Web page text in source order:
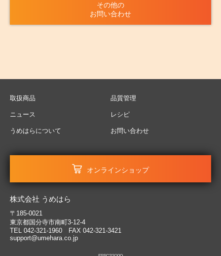
その他の
お問い合わせ
取扱商品
ニュース
うめはらについて
品質管理
レシピ
お問い合わせ
オンラインショップ
株式会社 うめはら
〒185-0021
東京都国分寺市南町3-12-4
TEL 042-321-1960 FAX 042-321-3421
support@umehara.co.jp